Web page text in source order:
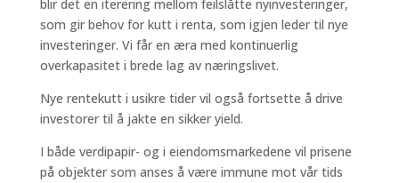
blir det en iterering mellom feilslåtte nyinvesteringer,
som gir behov for kutt i renta, som igjen leder til nye
investeringer. Vi får en æra med kontinuerlig
overkapasitet i brede lag av næringslivet.
Nye rentekutt i usikre tider vil også fortsette å drive
investorer til å jakte en sikker yield.
I både verdipapir- og i eiendomsmarkedene vil prisene
på objekter som anses å være immune mot vår tids